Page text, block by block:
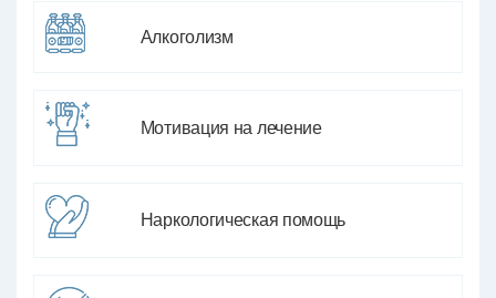
Алкоголизм
Мотивация на лечение
Наркологическая помощь